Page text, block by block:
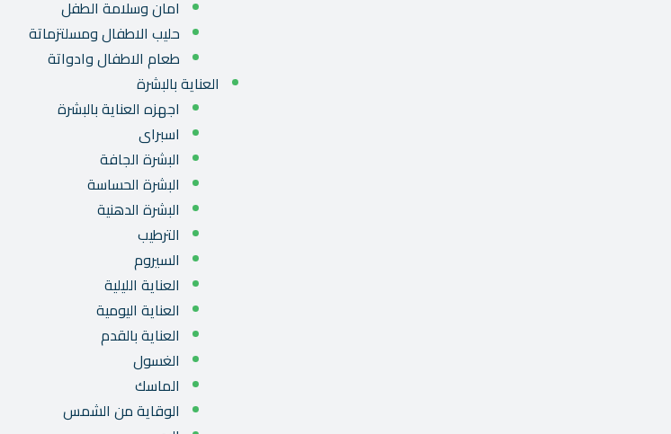
امان وسلامة الطفل
حليب الاطفال ومسلتزماتة
طعام الاطفال وادواتة
العناية بالبشرة
اجهزه العناية بالبشرة
اسبراى
البشرة الجافة
البشرة الحساسة
البشرة الدهنية
الترطيب
السيروم
العناية الليلية
العناية اليومية
العناية بالقدم
الغسول
الماسك
الوقاية من الشمس